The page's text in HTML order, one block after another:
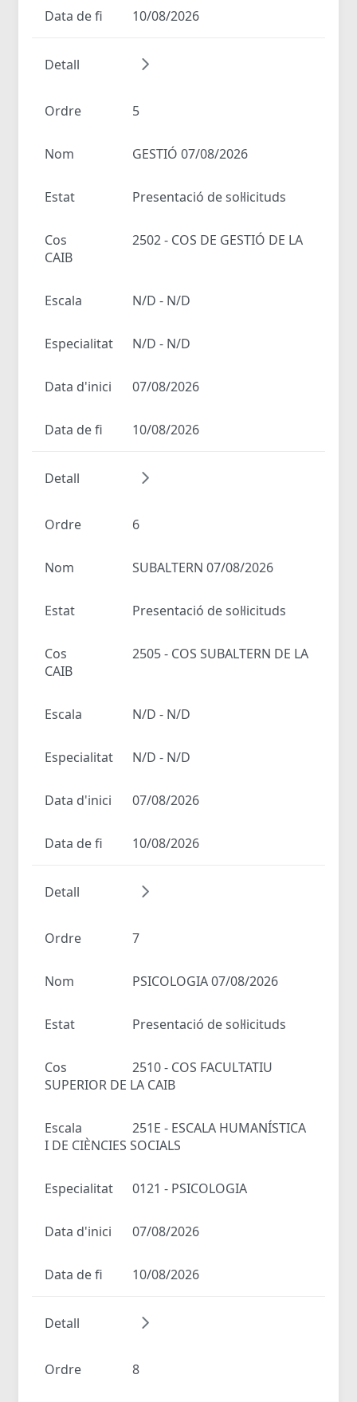
Data de fi 10/08/2026
Detall
Ordre 5
Nom GESTIÓ 07/08/2026
Estat Presentació de sol·licituds
Cos
2502 - COS DE GESTIÓ DE LA
CAIB
Escala N/D - N/D
Especialitat N/D - N/D
Data d'inici 07/08/2026
Data de fi 10/08/2026
Detall
Ordre 6
Nom SUBALTERN 07/08/2026
Estat Presentació de sol·licituds
Cos
2505 - COS SUBALTERN DE LA
CAIB
Escala N/D - N/D
Especialitat N/D - N/D
Data d'inici 07/08/2026
Data de fi 10/08/2026
Detall
Ordre 7
Nom PSICOLOGIA 07/08/2026
Estat Presentació de sol·licituds
Cos
2510 - COS FACULTATIU
SUPERIOR DE LA CAIB
Escala
251E - ESCALA HUMANÍSTICA
I DE CIÈNCIES SOCIALS
Especialitat 0121 - PSICOLOGIA
Data d'inici 07/08/2026
Data de fi 10/08/2026
Detall
Ordre 8